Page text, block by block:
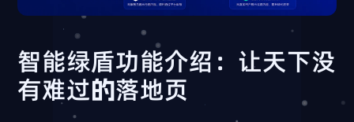
智能绿盾功能介绍：让天下没
有难过的落地页